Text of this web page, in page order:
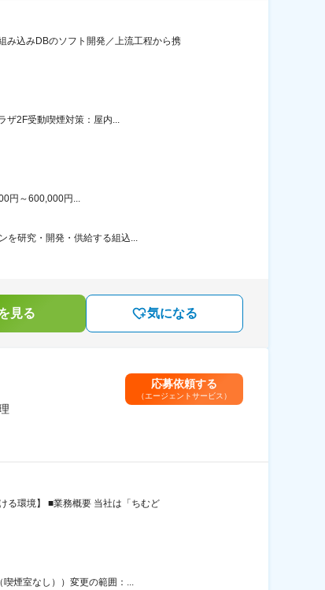
み込みDBのソフト開発／上流工程から携
2F受動喫煙対策：屋内...
円～600,000円...
研究・開発・供給する組込...
見る 気になる
応募依頼する
（エージェントサービス）
る環境】 ■業務概要 当社は「ちむど
煙室なし））変更の範囲：...